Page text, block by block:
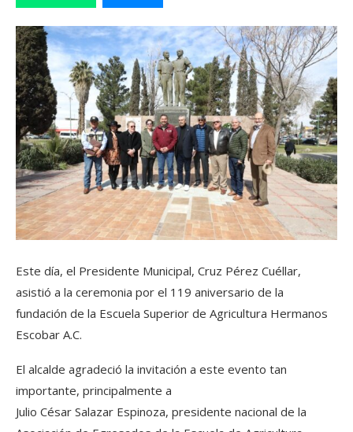
Este día, el Presidente Municipal, Cruz Pérez Cuéllar,
asistió a la ceremonia por el 119 aniversario de la
fundación de la Escuela Superior de Agricultura Hermanos
Escobar A.C.
El alcalde agradeció la invitación a este evento tan
importante, principalmente a
Julio César Salazar Espinoza, presidente nacional de la